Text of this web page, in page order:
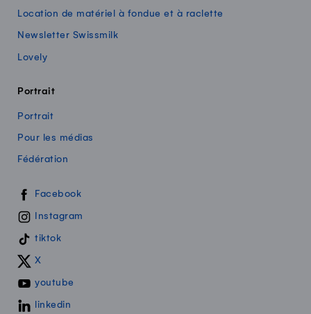
Location de matériel à fondue et à raclette
Newsletter Swissmilk
Lovely
Portrait
Portrait
Pour les médias
Fédération
Swissmilk sur les réseaux sociaux
Facebook
Instagram
tiktok
X
youtube
linkedin